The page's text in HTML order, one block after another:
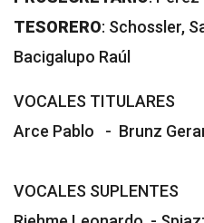
TESORERO: Schossler,
Bacigalupo Raúl
VOCALES TITULARES
Arce Pablo - Brunz
VOCALES SUPLENTES